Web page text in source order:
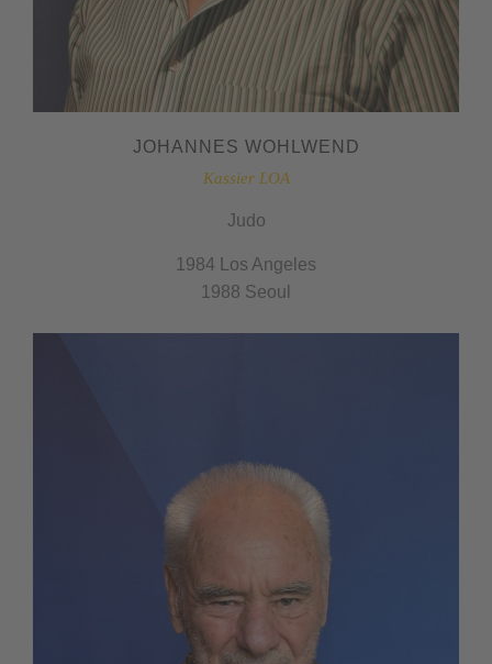
JOHANNES WOHLWEND
Kassier LOA
Judo
1984 Los Angeles
1988 Seoul